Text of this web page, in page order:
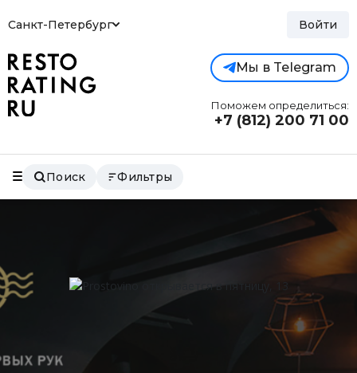
Санкт-Петербург Войти
Мы в Telegram
Поможем определиться:
+7 (812) 200 71 00
Поиск Фильтры